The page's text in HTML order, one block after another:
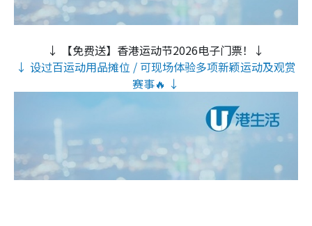
↓ 【免费送】香港运动节2026电子门票！↓
↓ 设过百运动用品摊位 / 可现场体验多项新颖运动及观赏
赛事🔥 ↓